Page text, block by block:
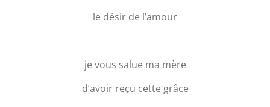
le désir de l’amour
je vous salue ma mère
d’avoir reçu cette grâce